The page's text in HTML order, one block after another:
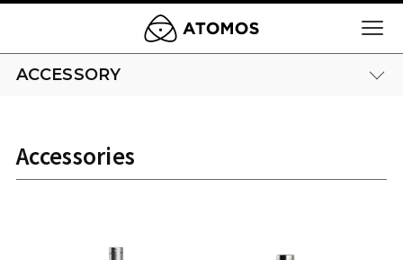
ACCESSORY
Accessories